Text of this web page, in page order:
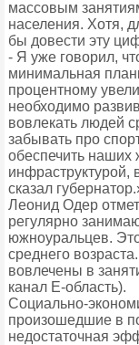
массовым
населения. Хотя,
бы довести эту
- Я уже говорил,
минимальная
процентному
необходимо
вовлекать людей
забывать про
обеспечить наших
инфраструктурой,
сказал
Леонид Одер
регулярно
южноуральцев.
среднего
вовлечены в
канал Е-область).
Социально-
произошедшие в
недостаточная